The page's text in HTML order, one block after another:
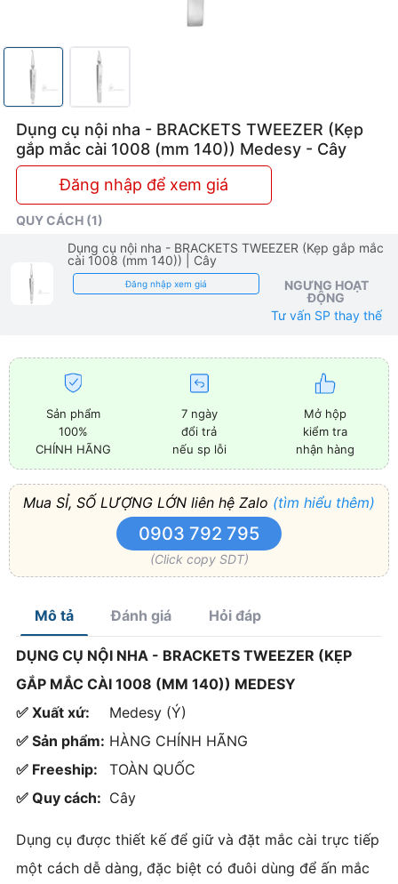
140))
Medesy
Dụng cụ nội nha - BRACKETS TWEEZER (Kẹp
gắp mắc cài 1008 (mm 140)) Medesy - Cây
Đăng nhập để xem giá
QUY CÁCH (1)
Dụng cụ nội nha - BRACKETS TWEEZER (Kẹp gắp mắc
cài 1008 (mm 140))
| Cây
Đăng nhập xem giá
NGƯNG HOẠT
ĐỘNG
Tư vấn SP thay thế
Sản phẩm
100%
CHÍNH HÃNG
7 ngày
đổi trả
nếu sp lỗi
Mở hộp
kiểm tra
nhận hàng
Mua SỈ, SỐ LƯỢNG LỚN liên hệ Zalo (tìm hiểu thêm)
0903 792 795
(Click copy SDT)
Mô tả Đánh giá Hỏi đáp
DỤNG CỤ NỘI NHA - BRACKETS TWEEZER (KẸP
GẮP MẮC CÀI 1008 (MM 140)) MEDESY
✅ Xuất xứ:
Medesy (Ý)
✅ Sản phẩm: HÀNG CHÍNH HÃNG
✅ Freeship:
TOÀN QUỐC
✅ Quy cách: Cây
Dụng cụ được thiết kế để giữ và đặt mắc cài trực tiếp
một cách dễ dàng, đặc biệt có đuôi dùng để ấn mắc